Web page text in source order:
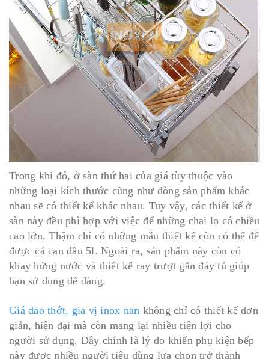
Trong khi đó, ở sàn thứ hai của giá tùy thuộc vào
những loại kích thước cũng như dòng sản phẩm khác
nhau sẽ có thiết kế khác nhau. Tuy vậy, các thiết kế ở
sàn này đều phì hợp với việc để những chai lọ có chiều
cao lớn. Thậm chí có những mẫu thiết kế còn có thể để
được cả can dầu 5l. Ngoài ra, sản phẩm này còn có
khay hứng nước và thiết kế ray trượt gắn đáy tủ giúp
bạn sử dụng dễ dàng.
Giá dao thớt, gia vị inox nan không chỉ có thiết kế đơn
giản, hiện đại mà còn mang lại nhiều tiện lợi cho
người sử dụng. Đây chính là lý do khiến phụ kiện bếp
này được nhiều người tiêu dùng lựa chọn trở thành